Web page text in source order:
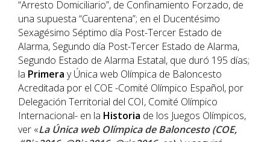
“Arresto Domiciliario”, de Confinamiento Forzado, de
una supuesta “Cuarentena”; en el Ducentésimo
Sexagésimo Séptimo día Post-Tercer Estado de
Alarma, Segundo día Post-Tercer Estado de Alarma,
Segundo Estado de Alarma Estatal, que duró 195 días;
la Primera y Única web Olímpica de Baloncesto
Acreditada por el COE -Comité Olímpico Español, por
Delegación Territorial del COI, Comité Olímpico
Internacional- en la Historia de los Juegos Olímpicos,
ver «La Única web Olímpica de Baloncesto (COE,